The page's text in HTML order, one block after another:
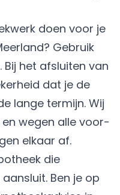
doen voor je
Gebruik
het afsluiten van
dat je de
lange termijn. Wij
wegen alle voor-
elkaar af.
die
Ben je op